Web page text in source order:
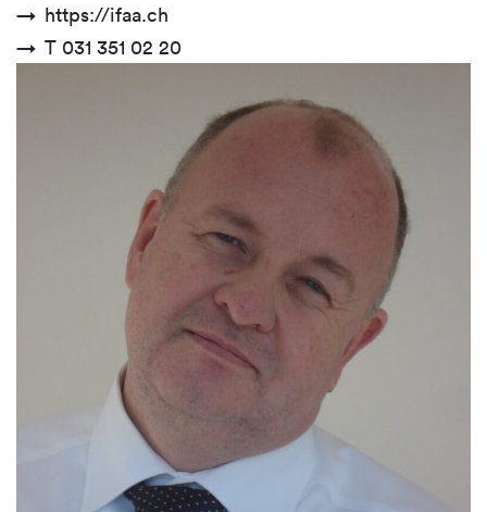
https://ifaa.ch
T 031 351 02 20